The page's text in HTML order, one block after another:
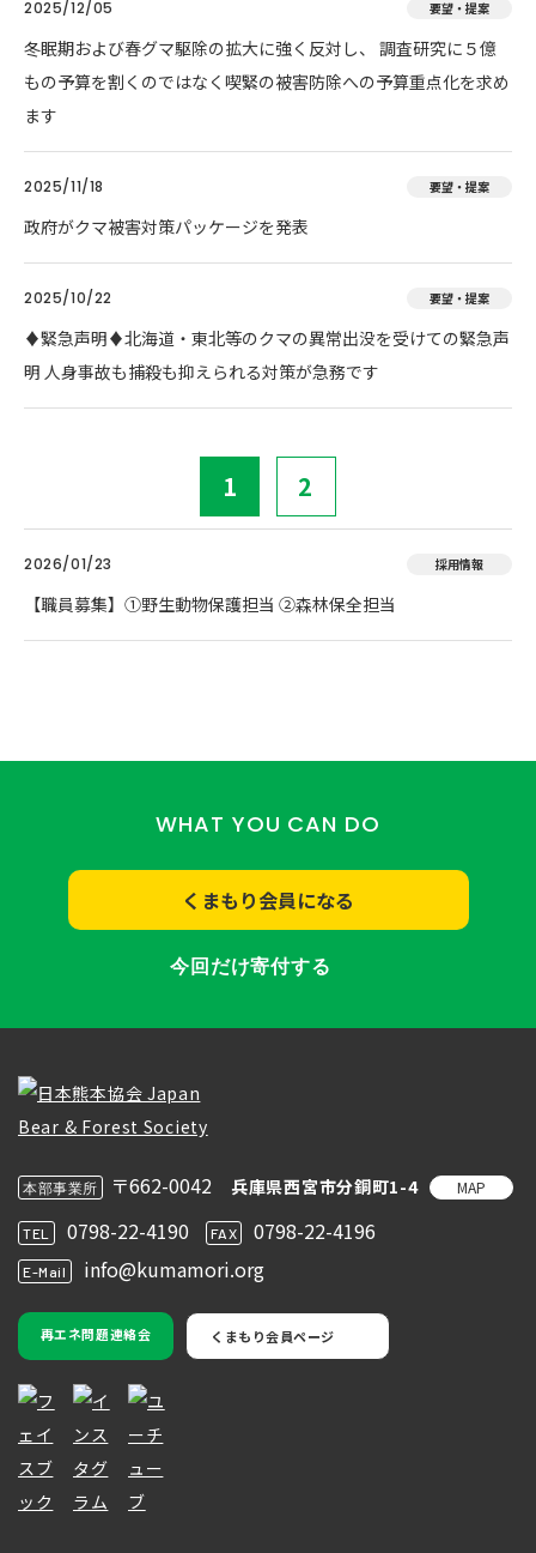
2025/12/05 要望・提案
冬眠期および春グマ駆除の拡大に強く反対し、 調査研究に５億
もの予算を割くのではなく喫緊の被害防除への予算重点化を求め
ます
2025/11/18 要望・提案
政府がクマ被害対策パッケージを発表
2025/10/22 要望・提案
♦️緊急声明♦️北海道・東北等のクマの異常出没を受けての緊急声
明 人身事故も捕殺も抑えられる対策が急務です
1 2
2026/01/23 採用情報
【職員募集】①野生動物保護担当 ②森林保全担当
WHAT YOU CAN DO
くまもり会員になる
今回だけ寄付する
本部事業所 〒662-0042 兵庫県西宮市分銅町1-4 MAP
TEL 0798-22-4190 FAX 0798-22-4196
E-Mail info@kumamori.org
再エネ問題連絡会 くまもり会員ページ